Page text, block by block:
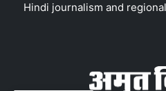
Hindi journalism and